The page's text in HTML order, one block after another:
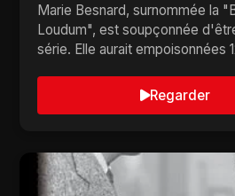
Marie Besnard, surnommée la
Loudum", est soupçonnée
série. Elle aurait empoisonnées
Regarder